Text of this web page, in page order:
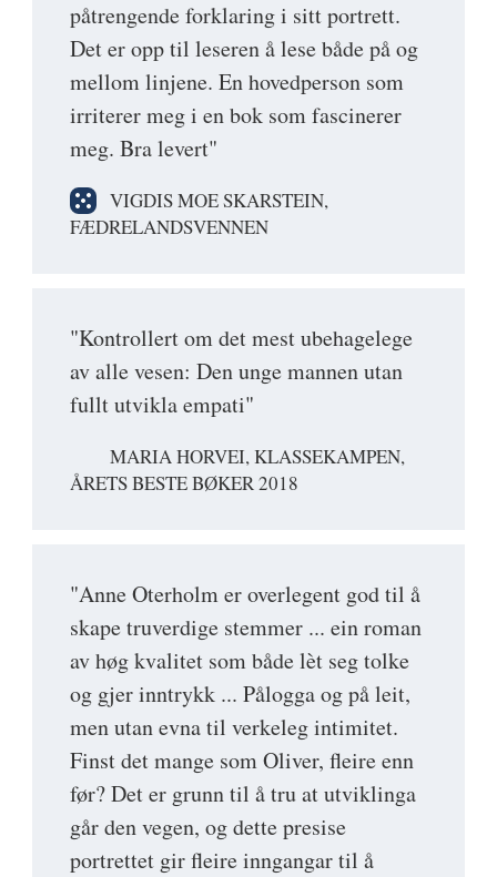
påtrengende forklaring i sitt portrett.
Det er opp til leseren å lese både på og
mellom linjene. En hovedperson som
irriterer meg i en bok som fascinerer
meg. Bra levert"
VIGDIS MOE SKARSTEIN,
FÆDRELANDSVENNEN
"Kontrollert om det mest ubehagelege
av alle vesen: Den unge mannen utan
fullt utvikla empati"
MARIA HORVEI, KLASSEKAMPEN,
ÅRETS BESTE BØKER 2018
"Anne Oterholm er overlegent god til å
skape truverdige stemmer ... ein roman
av høg kvalitet som både lèt seg tolke
og gjer inntrykk ... Pålogga og på leit,
men utan evna til verkeleg intimitet.
Finst det mange som Oliver, fleire enn
før? Det er grunn til å tru at utviklinga
går den vegen, og dette presise
portrettet gir fleire inngangar til å